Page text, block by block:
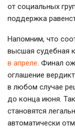
от социальных
поддержка
Напомним, что
высшая судебная
в апреле. Финал
оглашение
в любом случае
до конца июня.
становятся
автоматически